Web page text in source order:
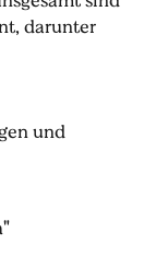
darunter
und